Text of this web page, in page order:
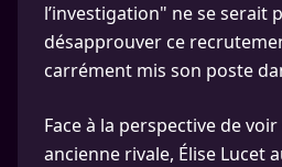
l’investigation" ne se serait
désapprouver ce
carrément mis son poste
Face à la perspective de
ancienne rivale, Élise Lucet